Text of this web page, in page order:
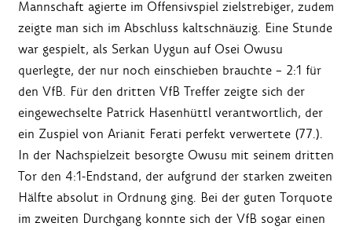
Mannschaft agierte im Offensivspiel zielstrebiger, zudem
zeigte man sich im Abschluss kaltschnäuzig. Eine Stunde
war gespielt, als Serkan Uygun auf Osei Owusu
querlegte, der nur noch einschieben brauchte – 2:1 für
den VfB. Für den dritten VfB Treffer zeigte sich der
eingewechselte Patrick Hasenhüttl verantwortlich, der
ein Zuspiel von Arianit Ferati perfekt verwertete (77.).
In der Nachspielzeit besorgte Owusu mit seinem dritten
Tor den 4:1-Endstand, der aufgrund der starken zweiten
Hälfte absolut in Ordnung ging. Bei der guten Torquote
im zweiten Durchgang konnte sich der VfB sogar einen